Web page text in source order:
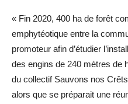
« Fin 2020, 400 ha de forêt
emphytéotique entre la
promoteur afin d’étudier
des engins de 240 mètres de
du collectif Sauvons nos
alors que se préparait une